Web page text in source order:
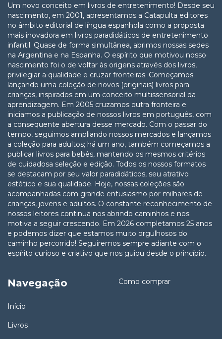
Um novo conceito em livros de entretenimento! Desde seu
nascimento, em 2001, apresentamos a Catapulta editores
no âmbito editorial de língua espanhola como a proposta
mais inovadora em livros paradidáticos de entretenimento
infantil. Quase de forma simultânea, abrimos nossas sedes
na Argentina e na Espanha. O espírito que motivou nosso
nascimento foi o de voltar às origens através dos livros,
privilegiar a qualidade e cruzar fronteiras. Começamos
lançando uma coleção de novos (originais) livros para
crianças, inspirados em um conceito multissensorial da
aprendizagem. Em 2005 cruzamos outra fronteira e
iniciamos a publicação de nossos livros em português, com
a consequente abertura desse mercado. Com o passar do
tempo, seguimos ampliando nossos mercados e lançamos
a coleção para adultos; há um ano, também começamos a
publicar livros para bebês, mantendo os mesmos critérios
de cuidadosa seleção e edição. Todos os nossos formatos
se destacam por seu valor paradidáticos, seu atrativo
estético e sua qualidade. Hoje, nossas coleções são
acompanhadas com grande entusiasmo por milhares de
crianças, jovens e adultos. O constante reconhecimento de
nossos leitores continua nos abrindo caminhos e nos
motiva a seguir crescendo. Em 2026 completamos 25 anos
e podemos dizer que estamos muito orgulhosos do
caminho percorrido! Seguiremos sempre adiante com o
espírito curioso e criativo que nos guiou desde o princípio.
Navegação
Início
Livros
Como comprar